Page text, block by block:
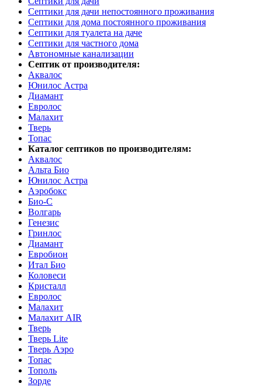
Септики для дачи непостоянного проживания
Септики для дома постоянного проживания
Септики для туалета на даче
Септики для частного дома
Автономные канализации
Септик от производителя:
Аквалос
Юнилос Астра
Диамант
Евролос
Малахит
Тверь
Топас
Каталог септиков по производителям:
Аквалос
Альта Био
Юнилос Астра
Аэробокс
Био-С
Волгарь
Генезис
Гринлос
Диамант
Евробион
Итал Био
Коловеси
Кристалл
Евролос
Малахит
Малахит AIR
Тверь
Тверь Lite
Тверь Аэро
Топас
Тополь
Зорде